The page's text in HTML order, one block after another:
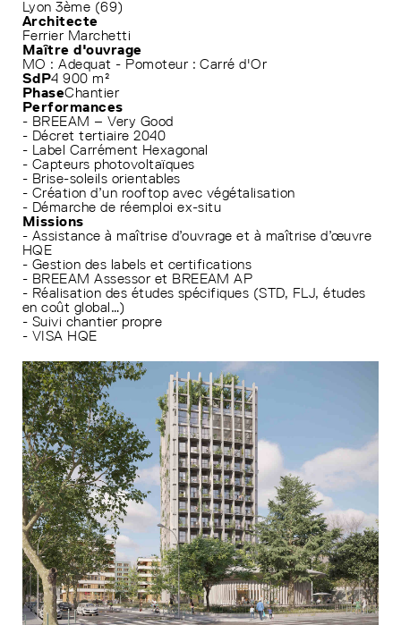
Lyon 3ème (69)
Architecte
Ferrier Marchetti
Maître d'ouvrage
MO : Adequat - Pomoteur : Carré d'Or
SdP4 900 m²
PhaseChantier
Performances
- BREEAM – Very Good
- Décret tertiaire 2040
- Label Carrément Hexagonal
- Capteurs photovoltaïques
- Brise-soleils orientables
- Création d’un rooftop avec végétalisation
- Démarche de réemploi ex-situ
Missions
- Assistance à maîtrise d’ouvrage et à maîtrise d’œuvre
HQE
- Gestion des labels et certifications
- BREEAM Assessor et BREEAM AP
- Réalisation des études spécifiques (STD, FLJ, études
en coût global…)
- Suivi chantier propre
- VISA HQE